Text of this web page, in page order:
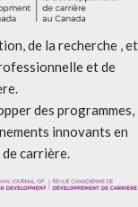
de la recherche , et
et de
des programmes,
innovants en
carrière.